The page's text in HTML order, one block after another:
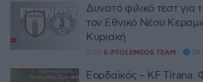
Δυνατό φιλικό τεστ
τον Εθνικό Νέου
Κυριακή
ΑΠΌ E-PTOLEMEOS TEAM 29
Εορδαϊκός – KF Tirana: